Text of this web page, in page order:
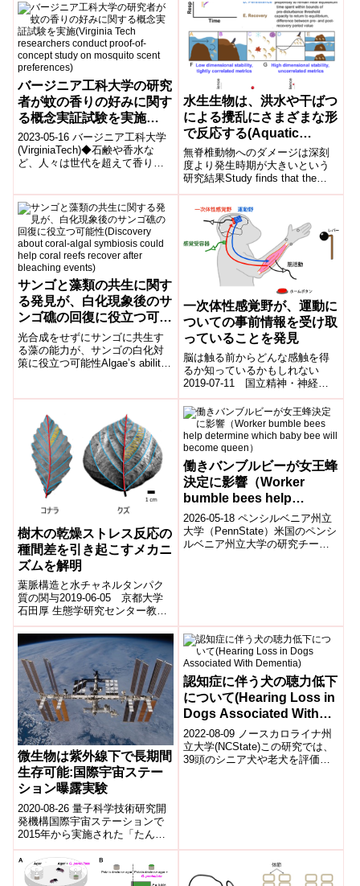
バージニア工科大学の研究
者が蚊の香りの好みに関す
る概念実証試験を実施
(Virginia Tech
researchers conduct
proof-of-concept study
preferences)
2023-05-16 バージニア工科大学
(VirginiaTech)◆石鹸や香水な
ど、人々は世代を超えて香りを
水生生物は、洪水や干ばつ
による攪乱にさまざまな形
で反応する(Aquatic
organisms respond to
flooding and drought
disturbance in different
ways)
無脊椎動物へのダメージは深刻
度より発生時期が大きいという
研究結果Study finds that the
timing of disruptions is mo...
サンゴと藻類の共生に関す
る発見が、白化現象後のサ
ンゴ礁の回復に役立つ可能
性(Discovery about coral-
algal symbiosis could
help coral reefs recover
光合成をせずにサンゴに共生す
る藻の能力が、サンゴの白化対
策に役立つ可能性Algae’s ability
一次体性感覚野が、運動に
ついての事前情報を受け取
っていることを発見
脳は触る前からどんな感触を得
るか知っているかもしれない
2019-07-11 国立精神・神経医
療研究センター,東京都医学総合
研究所, 自然科学研究機構 生理
学研究...
樹木の乾燥ストレス反応の
種間差を引き起こすメカニ
ズムを解明
葉脈構造と水チャネルタンパク
質の関与2019-06-05 京都大学
石田厚 生態学研究センター教
授、原山尚徳 森林研究・整備機
構森林総合研究所主任研究員、
北尾光俊...
働きバンブルビーが女王蜂
決定に影響（Worker
bumble bees help
determine which baby
bee will become queen）
2026-05-18 ペンシルベニア州立
大学（PennState）米国のペンシ
ルベニア州立大学の研究チーム
微生物は紫外線下で長期間
生存可能:国際宇宙ステー
ション曝露実験
2020-08-26 量子科学技術研究開
発機構国際宇宙ステーションで
2015年から実施された「たんぽ
ぽ計画」で微生物を宇宙空間で
紫外線照射下で3年間暴露した微
生...
認知症に伴う犬の聴力低下
について(Hearing Loss in
Dogs Associated With
Dementia)
2022-08-09 ノースカロライナ州
立大学(NCState)この研究では、
39頭のシニア犬や老犬を評価し